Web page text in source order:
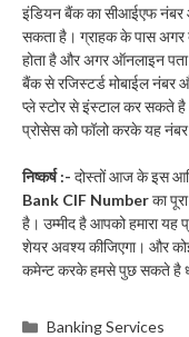
इंडियन बैंक का सीआईएफ नंबर
सकता है। ग्राहक के पास अगर
होता है और अगर ऑनलाइन
बैंक से रजिस्टर्ड मोबाईल नंबर
प्ले स्टोर से इंस्टाल कर सकते
प्रोसेस को फॉलो करके यह
निष्कर्ष :- दोस्तों आज के इस
Bank CIF Numberका
है। उम्मीद है आपको हमारा यह
शेयर अवश्य कीजिएगा। और
कमेन्ट करके हमसे पुछ सकते है
Categories
Banking Services